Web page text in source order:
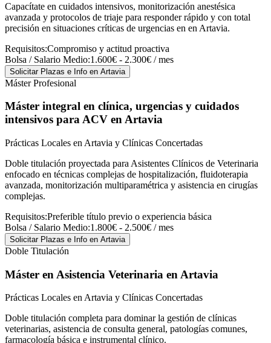
Capacítate en cuidados intensivos, monitorización anestésica
avanzada y protocolos de triaje para responder rápido y con total
precisión en situaciones críticas de urgencias en en Artavia.
Requisitos:Compromiso y actitud proactiva
Bolsa / Salario Medio:1.600€ - 2.300€ / mes
Solicitar Plazas e Info en Artavia
Máster Profesional
Máster integral en clínica, urgencias y cuidados
intensivos para ACV en Artavia
Prácticas Locales en Artavia y Clínicas Concertadas
Doble titulación proyectada para Asistentes Clínicos de Veterinaria
enfocado en técnicas complejas de hospitalización, fluidoterapia
avanzada, monitorización multiparamétrica y asistencia en cirugías
complejas.
Requisitos:Preferible título previo o experiencia básica
Bolsa / Salario Medio:1.800€ - 2.500€ / mes
Solicitar Plazas e Info en Artavia
Doble Titulación
Máster en Asistencia Veterinaria en Artavia
Prácticas Locales en Artavia y Clínicas Concertadas
Doble titulación completa para dominar la gestión de clínicas
veterinarias, asistencia de consulta general, patologías comunes,
farmacología básica e instrumental clínico.